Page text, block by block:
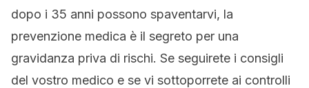
dopo i 35 anni possono spaventarvi, la
prevenzione medica è il segreto per una
gravidanza priva di rischi. Se seguirete i consigli
del vostro medico e se vi sottoporrete ai controlli